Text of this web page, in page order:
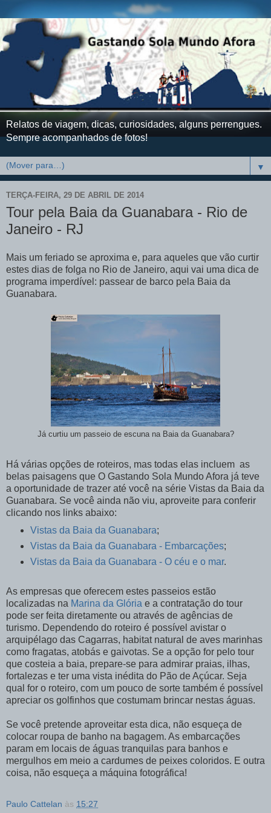
Relatos de viagem, dicas, curiosidades, alguns perrengues.
Sempre acompanhados de fotos!
▼
TERÇA-FEIRA, 29 DE ABRIL DE 2014
Tour pela Baia da Guanabara - Rio de
Janeiro - RJ
Mais um feriado se aproxima e, para aqueles que vão curtir
estes dias de folga no Rio de Janeiro, aqui vai uma dica de
programa imperdível: passear de barco pela Baia da
Guanabara.
Já curtiu um passeio de escuna na Baia da Guanabara?
Há várias opções de roteiros, mas todas elas incluem as
belas paisagens que O Gastando Sola Mundo Afora já teve
a oportunidade de trazer até você na série Vistas da Baia da
Guanabara. Se você ainda não viu, aproveite para conferir
clicando nos links abaixo:
Vistas da Baia da Guanabara;
Vistas da Baia da Guanabara - Embarcações;
Vistas da Baia da Guanabara - O céu e o mar.
As empresas que oferecem estes passeios estão
localizadas na Marina da Glória e a contratação do tour
pode ser feita diretamente ou através de agências de
turismo. Dependendo do roteiro é possível avistar o
arquipélago das Cagarras, habitat natural de aves marinhas
como fragatas, atobás e gaivotas. Se a opção for pelo tour
que costeia a baia, prepare-se para admirar praias, ilhas,
fortalezas e ter uma vista inédita do Pão de Açúcar. Seja
qual for o roteiro, com um pouco de sorte também é possível
apreciar os golfinhos que costumam brincar nestas águas.
Se você pretende aproveitar esta dica, não esqueça de
colocar roupa de banho na bagagem. As embarcações
param em locais de águas tranquilas para banhos e
mergulhos em meio a cardumes de peixes coloridos. E outra
coisa, não esqueça a máquina fotográfica!
Paulo Cattelan às 15:27